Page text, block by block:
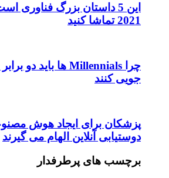
این 5 داستان بزرگ فناوری
2021 تماشا کنید
جویی کنند
پزشکان برای ایجاد هوش
دوستیابی آنلاین الهام می گیرند
برچسب های پرطرفدار